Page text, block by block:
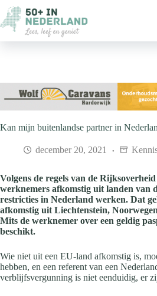
naar
de
inhoud
Kan mijn buitenlandse partner in
december 20, 2021
Volgens de regels van de
werknemers afkomstig uit landen van
restricties in Nederland werken. Dat
afkomstig uit Liechtenstein,
Mits de werknemer over een geldig
beschikt.
Wie niet uit een EU-land afkomstig is,
hebben, en een referent van een
verblijfsvergunning is niet eenduidig, er